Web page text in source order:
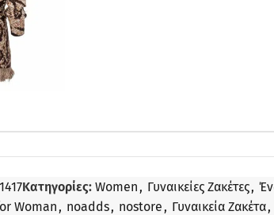
Κατηγορίες: Women , Γυναικείες Ζακέτες,
Woman , noadds, nostore , Γυναικεία Ζακέτα,